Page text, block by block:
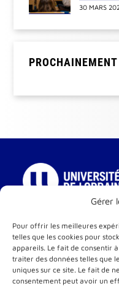
Gérer
Pour offrir les meilleures
telles que les cookies pour
appareils. Le fait de consentir
traiter des données telles que
uniques sur ce site. Le fait de
consentement peut avoir un
30 MARS
PROCHAINEMENT
IECA – Institut
Une composante de
10 rue Michel Ney
54000 Nancy